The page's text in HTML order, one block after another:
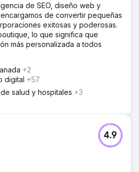
de SEO, diseño web y
de convertir pequeñas
exitosas y poderosas.
lo que significa que
más personalizada a todos
+2
digital +57
salud y hospitales +3
4.9